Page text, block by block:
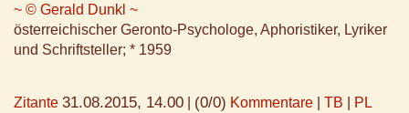
~ © Gerald Dunkl ~
österreichischer Geronto-Psychologe, Aphoristiker, Lyriker
und Schriftsteller; * 1959
Zitante 31.08.2015, 14.00 (0/0) Kommentare TB PL